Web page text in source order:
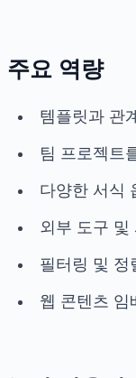
주요 역량
템플릿과 관
팀 프로젝트
다양한 서식
외부 도구 및
필터링 및 정
웹 콘텐츠 임